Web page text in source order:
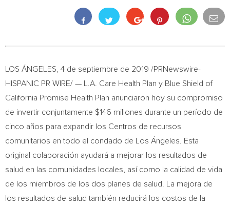
LOS ÁNGELES, 4 de septiembre de 2019 /PRNewswire-
HISPANIC PR WIRE/ — L.A. Care Health Plan y Blue Shield of
California Promise Health Plan anunciaron hoy su compromiso
de invertir conjuntamente $146 millones durante un período de
cinco años para expandir los Centros de recursos
comunitarios en todo el condado de Los Ángeles. Esta
original colaboración ayudará a mejorar los resultados de
salud en las comunidades locales, así como la calidad de vida
de los miembros de los dos planes de salud. La mejora de
los resultados de salud también reducirá los costos de la